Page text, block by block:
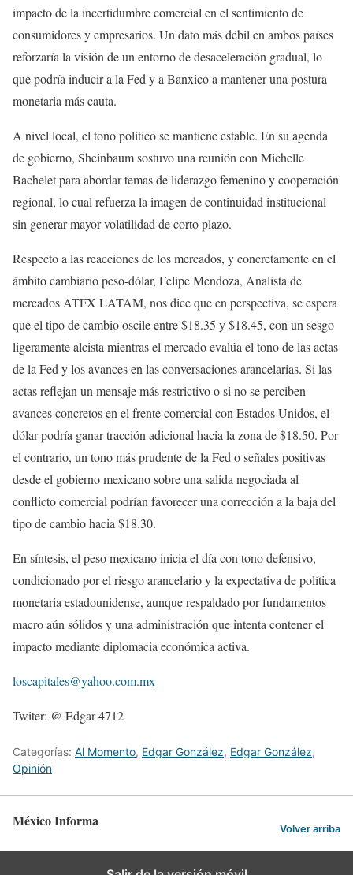
impacto de la incertidumbre comercial en el sentimiento de
consumidores y empresarios. Un dato más débil en ambos países
reforzaría la visión de un entorno de desaceleración gradual, lo
que podría inducir a la Fed y a Banxico a mantener una postura
monetaria más cauta.
A nivel local, el tono político se mantiene estable. En su agenda
de gobierno, Sheinbaum sostuvo una reunión con Michelle
Bachelet para abordar temas de liderazgo femenino y cooperación
regional, lo cual refuerza la imagen de continuidad institucional
sin generar mayor volatilidad de corto plazo.
Respecto a las reacciones de los mercados, y concretamente en el
ámbito cambiario peso-dólar, Felipe Mendoza, Analista de
mercados ATFX LATAM, nos dice que en perspectiva, se espera
que el tipo de cambio oscile entre $18.35 y $18.45, con un sesgo
ligeramente alcista mientras el mercado evalúa el tono de las actas
de la Fed y los avances en las conversaciones arancelarias. Si las
actas reflejan un mensaje más restrictivo o si no se perciben
avances concretos en el frente comercial con Estados Unidos, el
dólar podría ganar tracción adicional hacia la zona de $18.50. Por
el contrario, un tono más prudente de la Fed o señales positivas
desde el gobierno mexicano sobre una salida negociada al
conflicto comercial podrían favorecer una corrección a la baja del
tipo de cambio hacia $18.30.
En síntesis, el peso mexicano inicia el día con tono defensivo,
condicionado por el riesgo arancelario y la expectativa de política
monetaria estadounidense, aunque respaldado por fundamentos
macro aún sólidos y una administración que intenta contener el
impacto mediante diplomacia económica activa.
loscapitales@yahoo.com.mx
Twiter: @ Edgar 4712
Categorías: Al Momento, Edgar González, Edgar González,
Opinión
México Informa Volver arriba